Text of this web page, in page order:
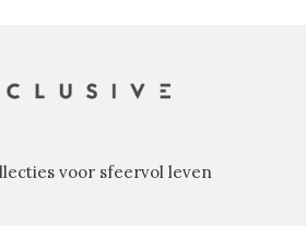
voor sfeervol leven